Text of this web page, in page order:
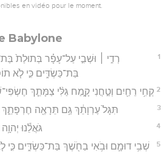
en vidéo pour le moment.
Babylone
1
רְדִ֣י ׀ וּשְׁבִ֣י עַל־עָפָ֗ר בְּתוּלַת֙
בַּת־כַּשְׂדִּ֑ים כִּ֣י לֹ֤א
2 קְחִ֥י רֵחַ֖יִם וְטַ֣חֲנִי קָ֑מַח גַּלִּ֨י צַמָּתֵ֧ךְ
3 תִּגָּל֙ עֶרְוָתֵ֔ךְ גַּ֥ם תֵּרָאֶ֖ה חֶרְפָּתֵ֑ךְ
4 גֹּאֲלֵ֕נוּ
5
שְׁבִ֥י דוּמָ֛ם וּבֹ֥אִי בַחֹ֖שֶׁךְ בַּת־כַּשְׂדִּ֑ים כִּ֣י